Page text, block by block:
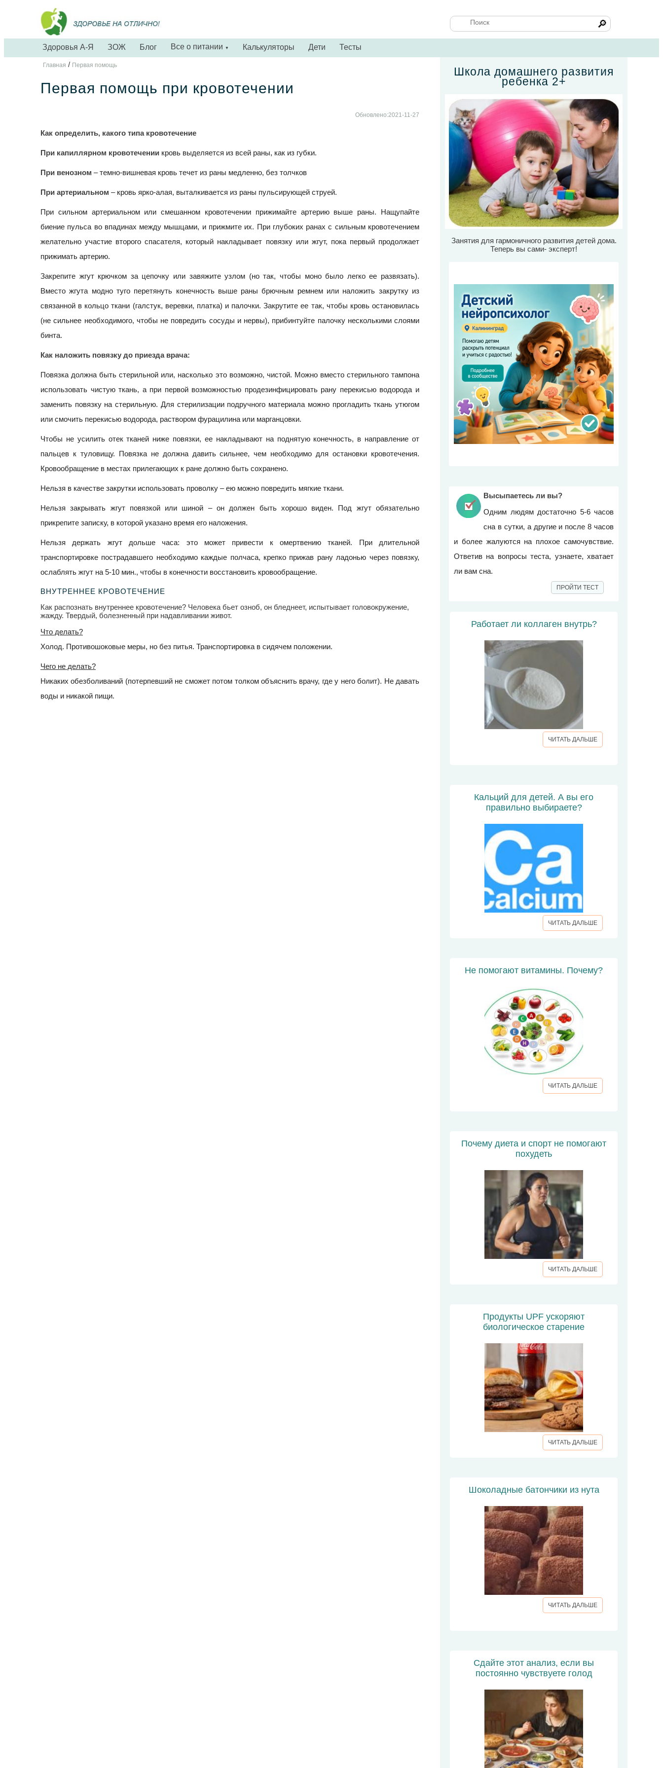
🔎
Здоровья А-Я ЗОЖ Блог Все о питании ▼ Калькуляторы Дети Тесты
Главная / Первая помощь
Первая помощь при кровотечении
Обновлено:2021-11-27
Как определить, какого типа кровотечение
При капиллярном кровотечении кровь выделяется из всей раны, как из губки.
При венозном – темно-вишневая кровь течет из раны медленно, без толчков
При артериальном – кровь ярко-алая, выталкивается из раны пульсирующей струей.
При сильном артериальном или смешанном кровотечении прижимайте артерию выше раны. Нащупайте
биение пульса во впадинах между мышцами, и прижмите их. При глубоких ранах с сильным кровотечением
желательно участие второго спасателя, который накладывает повязку или жгут, пока первый продолжает
прижимать артерию.
Закрепите жгут крючком за цепочку или завяжите узлом (но так, чтобы моно было легко ее развязать).
Вместо жгута модно туго перетянуть конечность выше раны брючным ремнем или наложить закрутку из
связанной в кольцо ткани (галстук, веревки, платка) и палочки. Закрутите ее так, чтобы кровь остановилась
(не сильнее необходимого, чтобы не повредить сосуды и нервы), прибинтуйте палочку несколькими слоями
бинта.
Как наложить повязку до приезда врача:
Повязка должна быть стерильной или, насколько это возможно, чистой. Можно вместо стерильного тампона
использовать чистую ткань, а при первой возможностью продезинфицировать рану перекисью водорода и
заменить повязку на стерильную. Для стерилизации подручного материала можно прогладить ткань утюгом
или смочить перекисью водорода, раствором фурацилина или марганцовки.
Чтобы не усилить отек тканей ниже повязки, ее накладывают на поднятую конечность, в направление от
пальцев к туловищу. Повязка не должна давить сильнее, чем необходимо для остановки кровотечения.
Кровообращение в местах прилегающих к ране должно быть сохранено.
Нельзя в качестве закрутки использовать проволку – ею можно повредить мягкие ткани.
Нельзя закрывать жгут повязкой или шиной – он должен быть хорошо виден. Под жгут обязательно
прикрепите записку, в которой указано время его наложения.
Нельзя держать жгут дольше часа: это может привести к омертвению тканей. При длительной
транспортировке пострадавшего необходимо каждые полчаса, крепко прижав рану ладонью через повязку,
ослаблять жгут на 5-10 мин., чтобы в конечности восстановить кровообращение.
ВНУТРЕННЕЕ КРОВОТЕЧЕНИЕ
Как распознать внутреннее кровотечение? Человека бьет озноб, он бледнеет, испытывает головокружение,
жажду. Твердый, болезненный при надавливании живот.
Что делать?
Холод. Противошоковые меры, но без питья. Транспортировка в сидячем положении.
Чего не делать?
Никаких обезболиваний (потерпевший не сможет потом толком объяснить врачу, где у него болит). Не давать
воды и никакой пищи.
Школа домашнего развития
ребенка 2+
Занятия для гармоничного развития детей дома.
Теперь вы сами- эксперт!
Высыпаетесь ли вы?
Одним людям достаточно 5-6 часов
сна в сутки, а другие и после 8 часов
и более жалуются на плохое самочувствие.
Ответив на вопросы теста, узнаете, хватает
ли вам сна.
ПРОЙТИ ТЕСТ
Работает ли коллаген внутрь?
ЧИТАТЬ ДАЛЬШЕ
Кальций для детей. А вы его
правильно выбираете?
ЧИТАТЬ ДАЛЬШЕ
Не помогают витамины. Почему?
ЧИТАТЬ ДАЛЬШЕ
Почему диета и спорт не помогают
похудеть
ЧИТАТЬ ДАЛЬШЕ
Продукты UPF ускоряют
биологическое старение
ЧИТАТЬ ДАЛЬШЕ
Шоколадные батончики из нута
ЧИТАТЬ ДАЛЬШЕ
Сдайте этот анализ, если вы
постоянно чувствуете голод